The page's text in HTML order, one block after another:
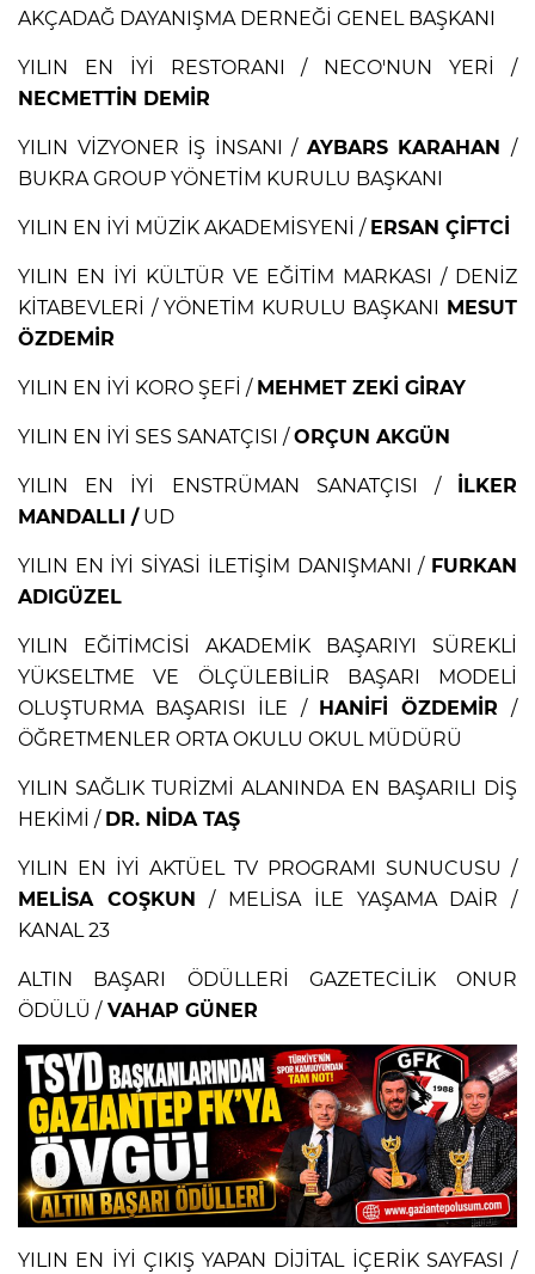
AKÇADAĞ DAYANIŞMA DERNEĞİ GENEL BAŞKANI
YILIN EN İYİ RESTORANI / NECO'NUN YERİ /
NECMETTİN DEMİR
YILIN VİZYONER İŞ İNSANI / AYBARS KARAHAN/
BUKRA GROUP YÖNETİM KURULU BAŞKANI
YILIN EN İYİ MÜZİK AKADEMİSYENİ / ERSAN ÇİFTCİ
YILIN EN İYİ KÜLTÜR VE EĞİTİM MARKASI / DENİZ
KİTABEVLERİ / YÖNETİM KURULU BAŞKANI
MESUT
ÖZDEMİR
YILIN EN İYİ KORO ŞEFİ / MEHMET ZEKİ GİRAY
YILIN EN İYİ SES SANATÇISI /ORÇUN AKGÜN
YILIN EN İYİ ENSTRÜMAN SANATÇISI /
İLKER
MANDALLI /UD
YILIN EN İYİ SİYASİ İLETİŞİM DANIŞMANI / FURKAN
ADIGÜZEL
YILIN EĞİTİMCİSİ AKADEMİK BAŞARIYI SÜREKLİ
YÜKSELTME VE ÖLÇÜLEBİLİR BAŞARI MODELİ
OLUŞTURMA BAŞARISI İLE /
HANİFİ ÖZDEMİR/
ÖĞRETMENLER ORTA OKULU OKUL MÜDÜRÜ
YILIN SAĞLIK TURİZMİ ALANINDA EN BAŞARILI DİŞ
HEKİMİ / DR. NİDA TAŞ
YILIN EN İYİ AKTÜEL TV PROGRAMI SUNUCUSU /
MELİSA COŞKUN/ MELİSA İLE YAŞAMA DAİR /
KANAL 23
ALTIN BAŞARI ÖDÜLLERİ GAZETECİLİK ONUR
ÖDÜLÜ /VAHAP GÜNER
YILIN EN İYİ ÇIKIŞ YAPAN DİJİTAL İÇERİK SAYFASI /